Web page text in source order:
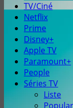
TV/Ciné
Netflix
Prime
Disney+
Apple TV
Paramount+
People
Séries TV
Liste